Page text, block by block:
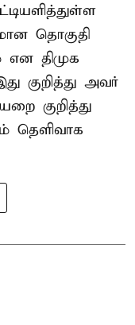
தொகுதி
திமுக
குறித்து அவர்
குறித்து
தெளிவாக